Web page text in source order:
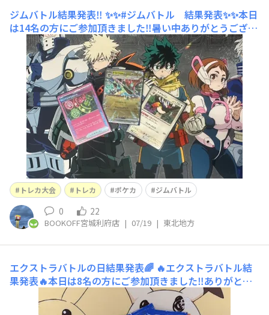
ジムバトル結果発表‼️ ✨✨#ジムバトル 結果発表✨✨本日
は14名の方にご参加頂きました‼️暑い中ありがとうござい
ます😭優勝は［かんた］さんの［ドデカバシドラパル
ト］デッキでした🔥🔥おめでとうございます☀️
トレカ大会 トレカ ポケカ ジムバトル
0 22
BOOKOFF宮城利府店 | 07/19 | 東北地方
エクストラバトルの日結果発表🌈 🔥エクストラバトル結
果発表🔥本日は8名の方にご参加頂きました‼️ありがとう
ございます🙏優勝は［リュウ］さんの［マッチョスボミ
ン］デッキでした😎おめでとうございます☀️☀️